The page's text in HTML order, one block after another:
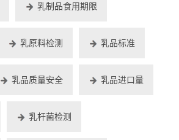
乳制品食用期限
乳原料检测 乳品标准
乳品质量安全 乳品进口量
乳杆菌检测